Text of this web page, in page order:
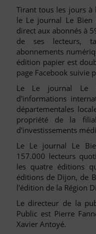
Tirant tous les jours à
le Le journal Le Bien
direct aux abonnés à
de ses lecteurs,
abonnements
édition papier est
page Facebook suivie
Le Le journal Le
d'informations
départementales
propriété de la
d'investissements
Le Le journal Le
157.000 lecteurs
les quatre éditions
éditions de Dijon, de
l'édition de la Région
Le directeur de la
Public est Pierre
Xavier Antoyé.